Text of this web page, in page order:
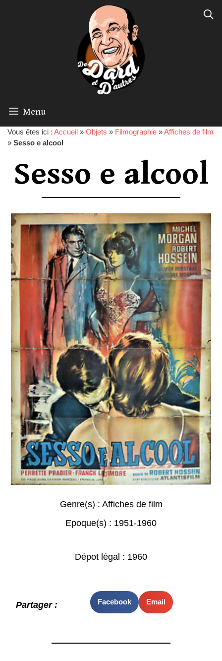
Menu
Vous êtes ici : Accueil » Objets » Filmographie »Affiches de film
» Sesso e alcool
Sesso e alcool
Genre(s) : Affiches de film
Epoque(s) : 1951-1960
Dépot légal : 1960
Partager : Facebook Email